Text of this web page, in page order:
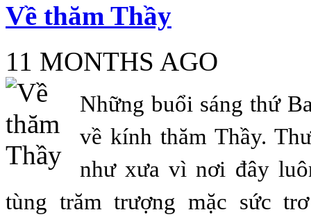
Về thăm Thầy
11 MONTHS AGO
Những buổi sáng thứ
về kính thăm Thầy.
như xưa vì nơi đây
tùng trăm trượng mặc sức